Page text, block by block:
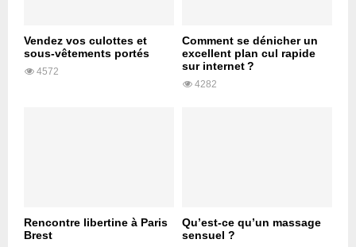
Vendez vos culottes et
sous-vêtements portés
4572
Comment se dénicher un
excellent plan cul rapide
sur internet ?
4282
Rencontre libertine à Paris
Brest
Qu’est-ce qu’un massage
sensuel ?